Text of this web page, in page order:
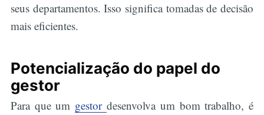
seus departamentos. Isso significa tomadas de decisão
mais eficientes.
Potencialização do papel do
gestor
Para que um gestordesenvolva um bom trabalho, é